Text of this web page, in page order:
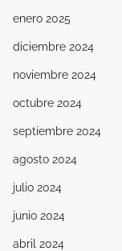
enero 2025
diciembre 2024
noviembre 2024
octubre 2024
septiembre 2024
agosto 2024
julio 2024
junio 2024
abril 2024